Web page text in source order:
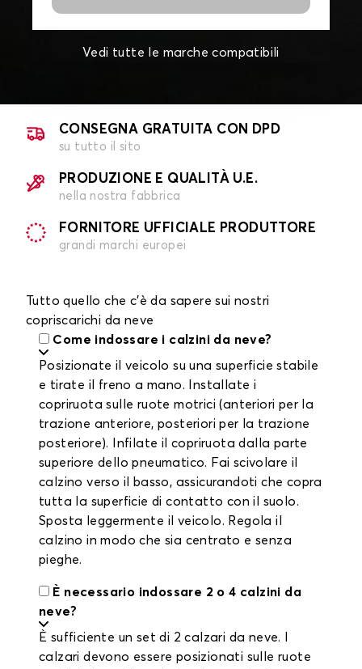
Vedi tutte le marche compatibili
CONSEGNA GRATUITA CON DPD
su tutto il sito
PRODUZIONE E QUALITÀ U.E.
nella nostra fabbrica
FORNITORE UFFICIALE PRODUTTORE
grandi marchi europei
Tutto quello che c'è da sapere sui nostri
copriscarichi da neve
Come indossare i calzini da neve?
Posizionate il veicolo su una superficie stabile
e tirate il freno a mano. Installate i
copriruota sulle ruote motrici (anteriori per la
trazione anteriore, posteriori per la trazione
posteriore). Infilate il copriruota dalla parte
superiore dello pneumatico. Fai scivolare il
calzino verso il basso, assicurandoti che copra
tutta la superficie di contatto con il suolo.
Sposta leggermente il veicolo. Regola il
calzino in modo che sia centrato e senza
pieghe.
È necessario indossare 2 o 4 calzini da
neve?
È sufficiente un set di 2 calzari da neve. I
calzari devono essere posizionati sulle ruote